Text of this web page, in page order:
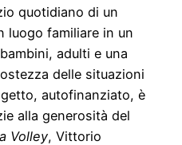
quotidiano di un
familiare in un
adulti e una
delle situazioni
autofinanziato, è
alla generosità del
Volley, Vittorio